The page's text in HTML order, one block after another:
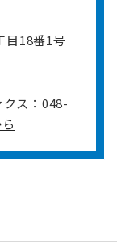
目18番1号
クス：048-